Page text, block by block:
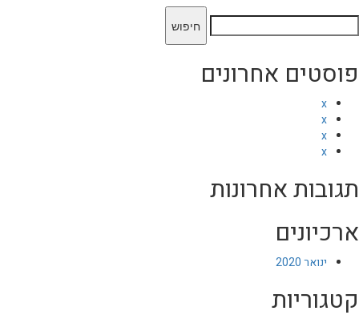
חיפוש:
פוסטים אחרונים
x
x
x
x
תגובות אחרונות
ארכיונים
ינואר 2020
קטגוריות